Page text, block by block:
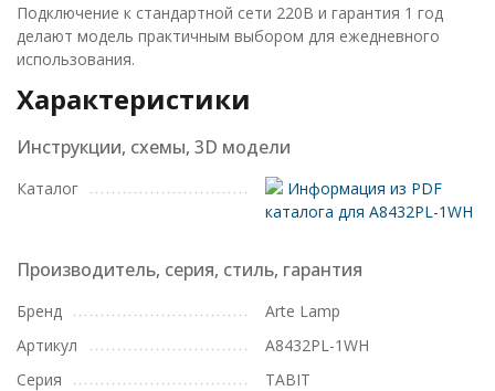
Подключение к стандартной сети 220В и гарантия 1 год
делают модель практичным выбором для ежедневного
использования.
Характеристики
Инструкции, схемы, 3D модели
Каталог
Информация из PDF
каталога для A8432PL-1WH
Производитель, серия, стиль, гарантия
Бренд
Arte Lamp
Артикул
A8432PL-1WH
Серия
TABIT